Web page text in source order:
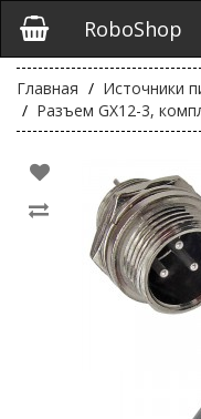
RoboShop
Главная Источники
Разъем GX12-3,